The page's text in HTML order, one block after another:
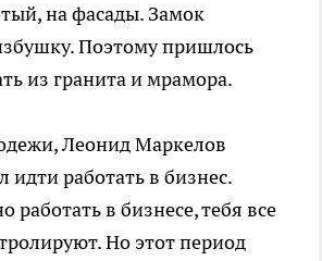
на фасады. Замок
Поэтому пришлось
из гранита и мрамора.
Леонид Маркелов
идти работать в бизнес.
работать в бизнесе, тебя все
Но этот период